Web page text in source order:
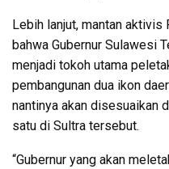
Lebih lanjut, mantan aktivis
bahwa Gubernur Sulawesi
menjadi tokoh utama
pembangunan dua ikon
nantinya akan disesuaikan
satu di Sultra tersebut.
“Gubernur yang akan